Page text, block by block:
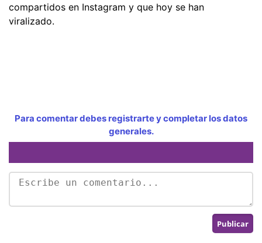
compartidos en Instagram y que hoy se han
viralizado.
Para comentar debes registrarte y completar los datos
generales.